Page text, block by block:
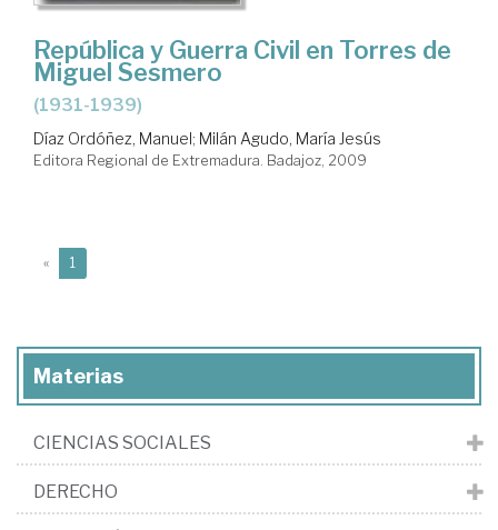
República y Guerra Civil en Torres de
Miguel Sesmero
(1931-1939)
Díaz Ordóñez, Manuel; Milán Agudo, María Jesús
Editora Regional de Extremadura. Badajoz, 2009
« 1
Materias
CIENCIAS SOCIALES
DERECHO